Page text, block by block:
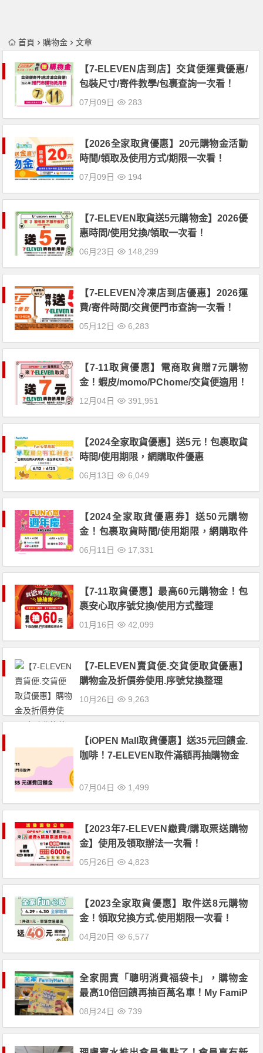
首頁 購物金 文章
【7-ELEVEN店到店】交貨便運費優惠/
包裝尺寸/寄件教學/包裹查詢一次看！
07月09日 283
【2026全家取貨優惠】20元購物金活動
時間/領取及使用方式/期限一次看！
07月09日 194
【7-ELEVEN取貨送5元購物金】2026優
惠時間/使用兌換/領取一次看！
06月23日 148,299
【7-ELEVEN冷凍店到店優惠】2026運
費/寄件時間/交貨便門市查詢一次看！
05月12日 6,283
【7-11取貨優惠】電商取貨贈7元購物
金！蝦皮/momo/PChome/交貨便適用！
12月04日 391,951
【2024全家取貨優惠】送5元！包裹取貨
時間/使用期限，網購取件優惠
06月13日 6,049
【2024全家取貨優惠券】送50元購物
金！包裹取貨時間/使用期限，網購取件
享優惠
06月11日 17,331
【7-11取貨優惠】最高60元購物金！包
裹安心取序號兌換/使用方式整理
01月16日 42,099
【7-ELEVEN賣貨便.交貨便取貨優惠】
購物金及折價券使用.序號兌換整理
10月26日 9,263
【iOPEN Mall取貨優惠】送35元回饋金.
咖啡！7-ELEVEN取件滿額再抽購物金
07月04日 1,499
【2023年7-ELEVEN繳費/購取票送購物
金】使用及領取辦法一次看！
05月26日 4,823
【2023全家取貨優惠】取件送8元購物
金！領取兌換方式.使用期限一次看！
04月20日 6,577
全家開賣「聰明消費福袋卡」，購物金
最高10倍回饋再抽百萬名車！My FamiP
ay綁定滙豐旅人卡購買再想8%回饋！
08月24日 739